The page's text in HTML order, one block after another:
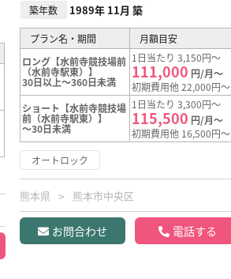
築年数 1989年 11月 築
プラン名・期間
月額目安
ロング【水前寺競技場前
（水前寺駅東）】
30日以上～360日未満
1日当たり 3,150円～
111,000 円/月～
初期費用他 22,000円～
ショート【水前寺競技場
前（水前寺駅東）】
～30日未満
1日当たり 3,300円～
115,500 円/月～
初期費用他 16,500円～
オートロック
熊本県 熊本市中央区
お問合わせ 電話する